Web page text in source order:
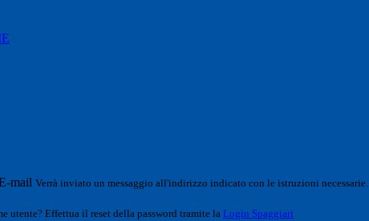
mail Verrà inviato un messaggio all'indirizzo indicato con le istruzioni necessarie.
utente? Effettua il reset della password tramite la Login Spaggiari